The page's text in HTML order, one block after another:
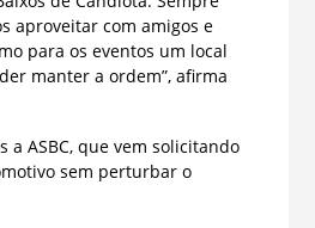
aproveitar com amigos e
para os eventos um local
manter a ordem”, afirma
ASBC, que vem solicitando
sem perturbar o